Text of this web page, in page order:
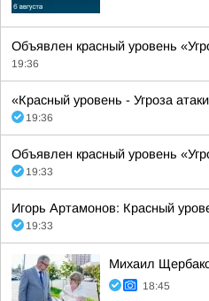
Объявлен красный уровень
19:36
«Красный уровень - Угроза
19:36
Объявлен красный уровень
19:33
Игорь Артамонов: Красный
19:33
Михаил
18:45